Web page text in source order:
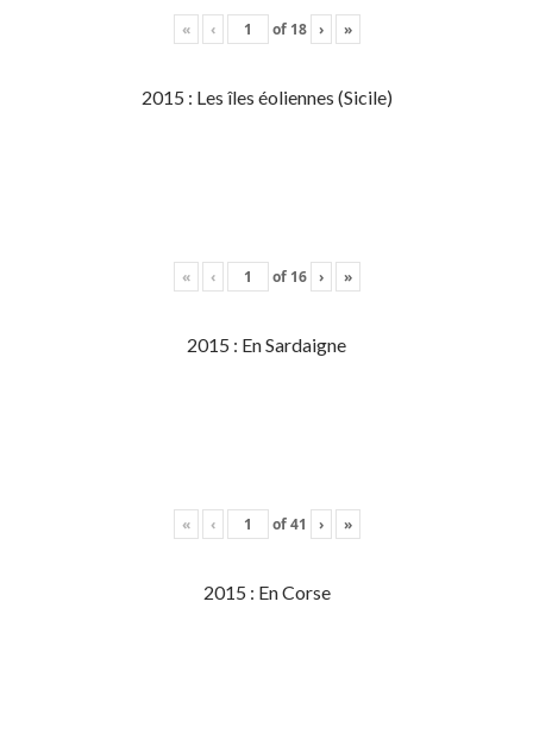
« ‹ of 18 › »
2015 : Les îles éoliennes (Sicile)
« ‹ of 16 › »
2015 : En Sardaigne
« ‹ of41 › »
2015 : En Corse